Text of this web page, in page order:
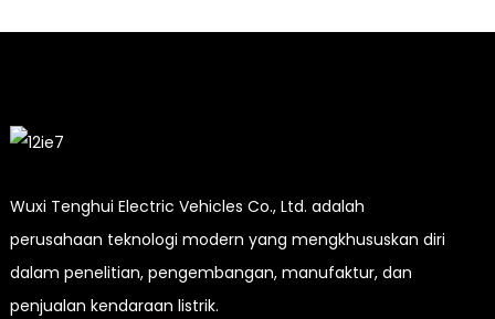
Wuxi Tenghui Electric Vehicles Co., Ltd. adalah
perusahaan teknologi modern yang mengkhususkan diri
dalam penelitian, pengembangan, manufaktur, dan
penjualan kendaraan listrik.